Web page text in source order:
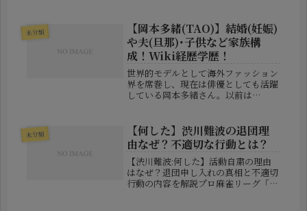
大きな反響を呼んでいます。2026年7
月17日配信の「ダマってられな...
未分類
【岡本多緒(TAO)】結婚(妊娠)
や夫(旦那)･子供など家族構
成！Wiki経歴学歴！
世界的モデルとして海外ファッション
界を席巻し、現在は俳優としても活躍
している岡本多緒さん。以前は
ました。そんな岡本多緒さんが、カン
ヌ国際映画祭で妊娠を公表したことで
再び注...
未分類
【何した】渋川難波の退団理
由なぜ？不適切な行動とは？
【渋川難波:何した】活動自粛の理由
はなぜ？退団申し入れの真相と不適切
行動の内容を解説プロ麻雀リーグ「M